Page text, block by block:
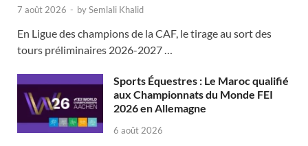
7 août 2026 - bySemlali Khalid
En Ligue des champions de la CAF, le tirage au sort des
tours préliminaires 2026-2027 …
Sports Équestres : Le Maroc qualifié
aux Championnats du Monde FEI
2026 en Allemagne
6 août 2026